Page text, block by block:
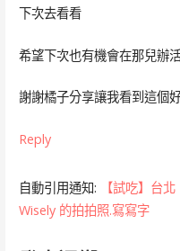
下次去看看
希望下次也有機會在那兒辦
謝謝橘子分享讓我看到這個
Reply
自動引用通知:
【試吃】台
Wisely 的拍拍照.寫寫字